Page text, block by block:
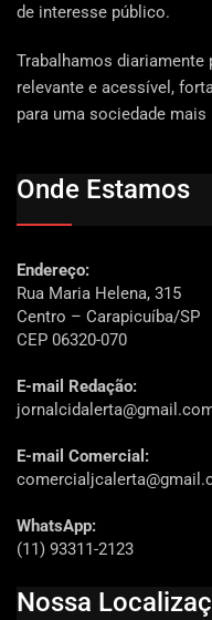
de interesse público.
Trabalhamos diariamente
relevante e acessível,
para uma sociedade mais
Onde Estamos
Endereço:
Rua Maria Helena, 315
Centro – Carapicuíba/SP
CEP 06320-070
E-mail Redação:
E-mail Comercial:
WhatsApp:
(11) 93311-2123
Nossa